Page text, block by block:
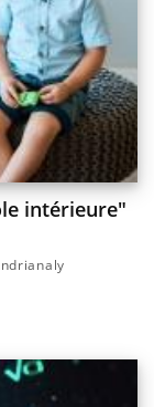
intérieure"